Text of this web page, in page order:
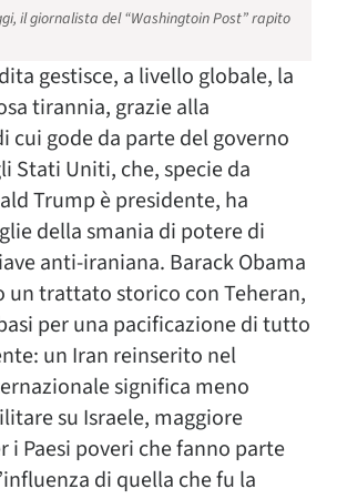
il giornalista del “Washingtoin Post” rapito
gestisce, a livello globale, la
tirannia, grazie alla
cui gode da parte del governo
Stati Uniti, che, specie da
Trump è presidente, ha
della smania di potere di
anti-iraniana. Barack Obama
un trattato storico con Teheran,
per una pacificazione di tutto
un Iran reinserito nel
significa meno
su Israele, maggiore
i Paesi poveri che fanno parte
di quella che fu la